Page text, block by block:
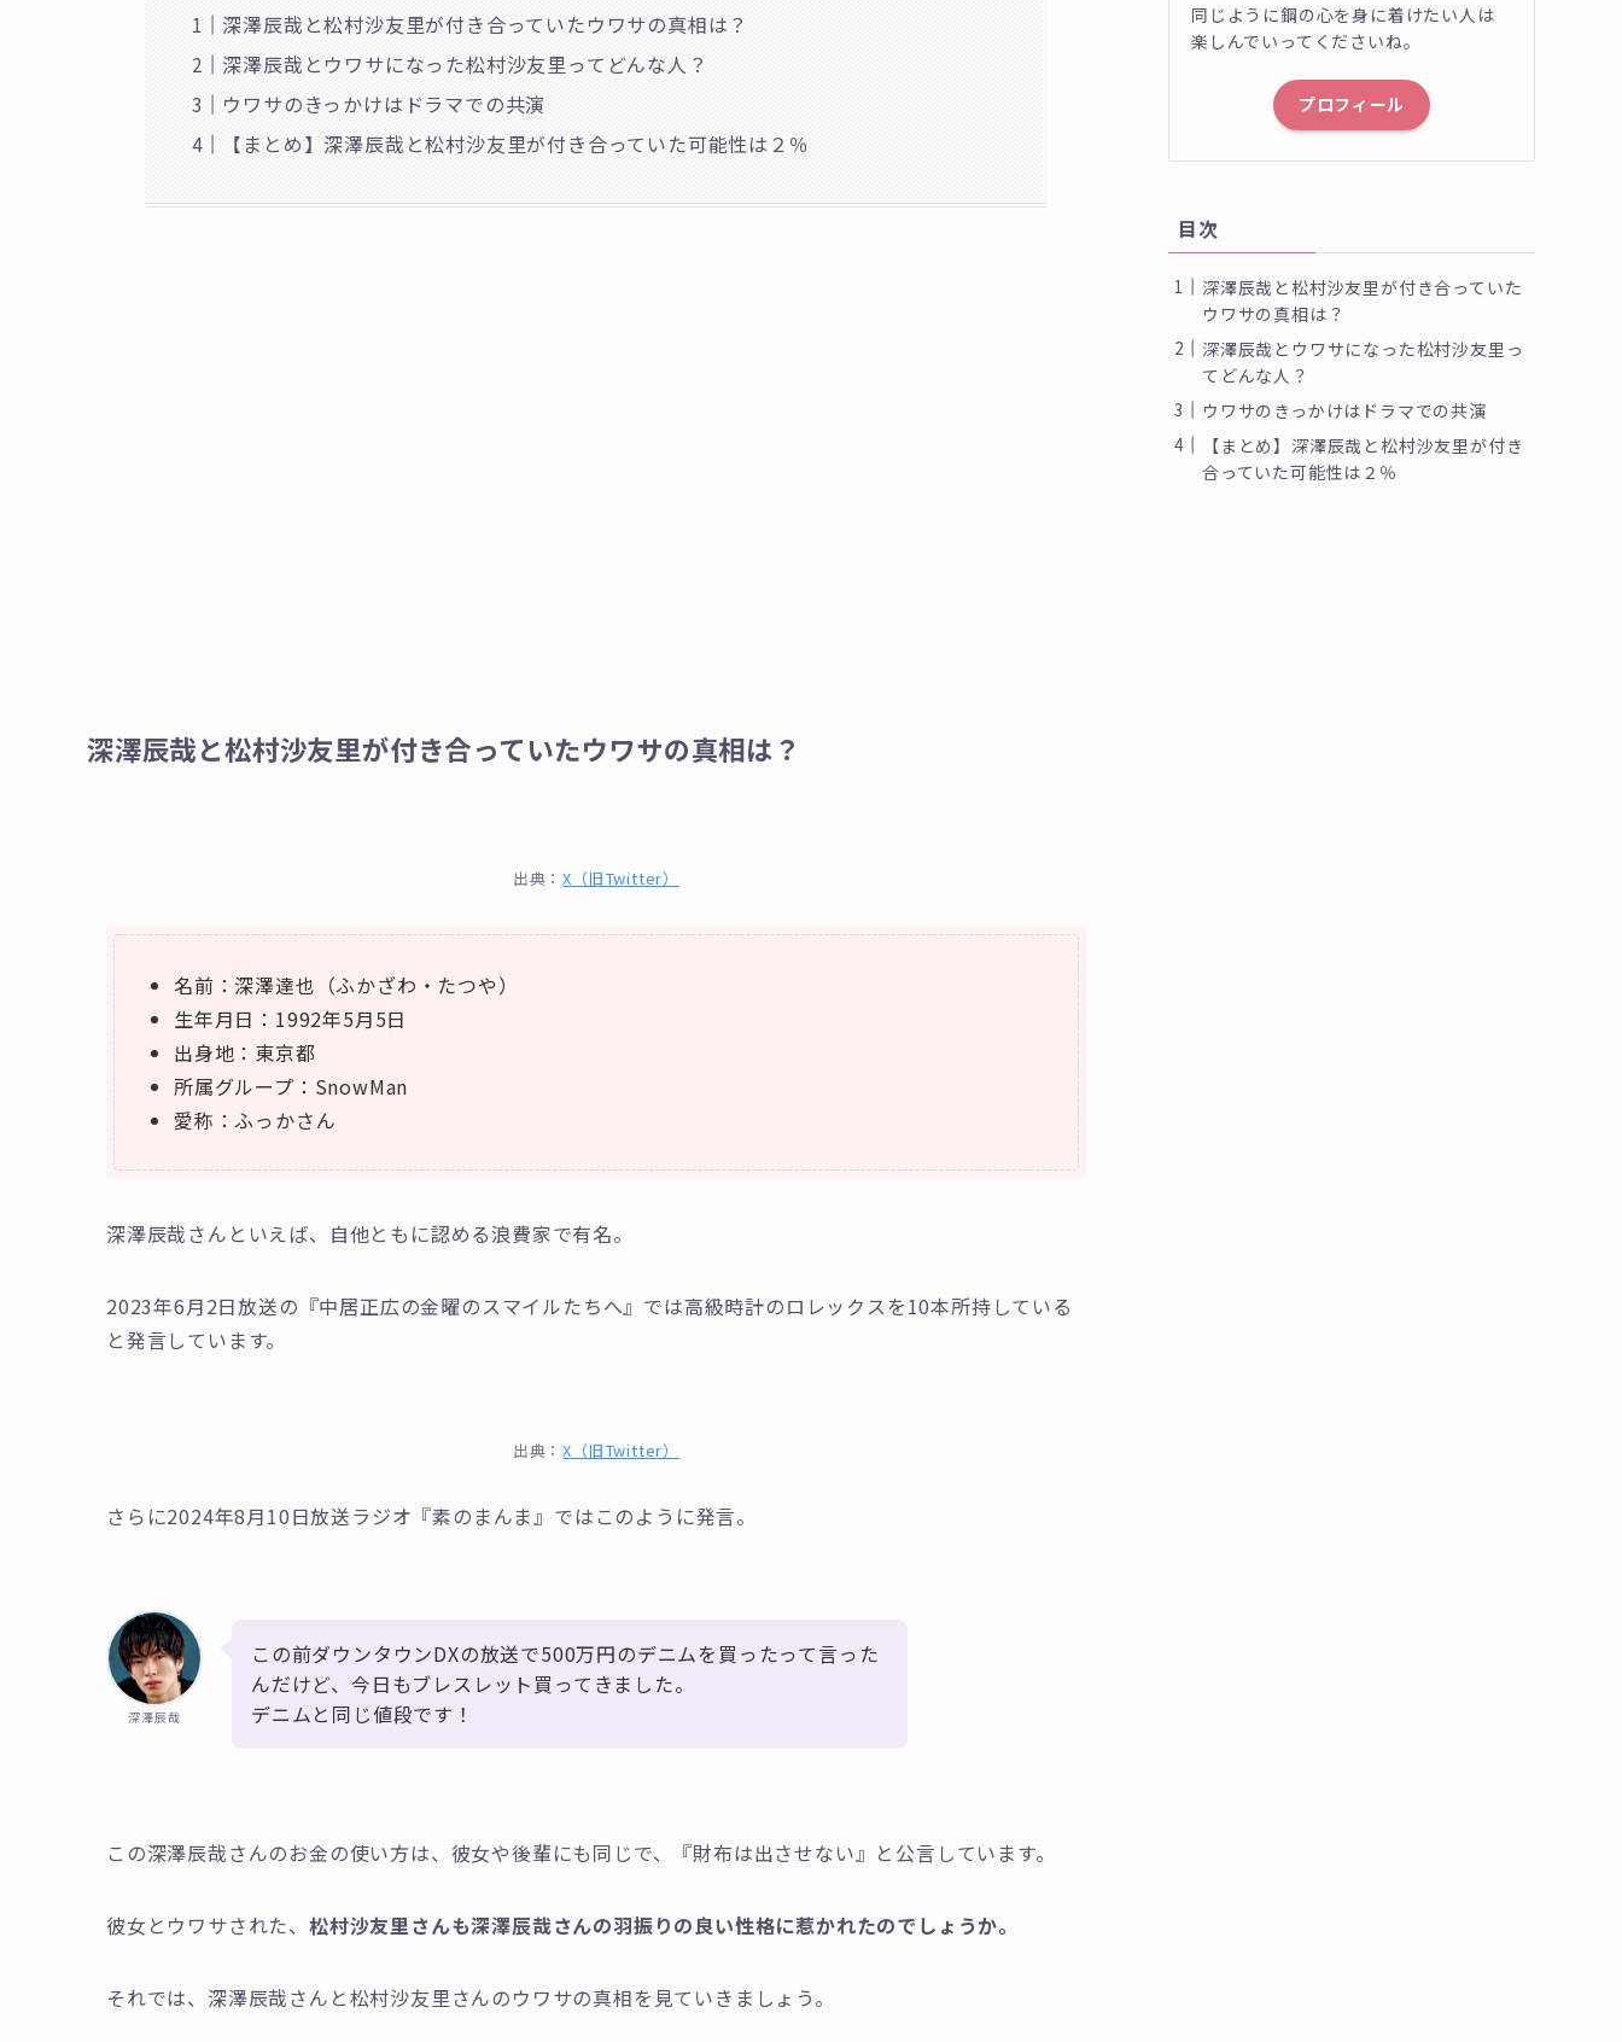
深澤辰哉と松村沙友里が付き合っていたウワサの真相は？
深澤辰哉とウワサになった松村沙友里ってどんな人？
ウワサのきっかけはドラマでの共演
【まとめ】深澤辰哉と松村沙友里が付き合っていた可能性は２％
深澤辰哉と松村沙友里が付き合っていたウワサの真相は？
出典：X（旧Twitter）
名前：深澤達也（ふかざわ・たつや）
生年月日：1992年5月5日
出身地：東京都
所属グループ：SnowMan
愛称：ふっかさん
深澤辰哉さんといえば、自他ともに認める浪費家で有名。
2023年6月2日放送の『中居正広の金曜のスマイルたちへ』では高級時計のロレックスを10本所持している
と発言しています。
出典：X（旧Twitter）
さらに2024年8月10日放送ラジオ『素のまんま』ではこのように発言。
深澤辰哉
この前ダウンタウンDXの放送で500万円のデニムを買ったって言った
んだけど、今日もブレスレット買ってきました。
デニムと同じ値段です！
この深澤辰哉さんのお金の使い方は、彼女や後輩にも同じで、『財布は出させない』と公言しています。
彼女とウワサされた、 松村沙友里さんも深澤辰哉さんの羽振りの良い性格に惹かれたのでしょうか。
それでは、深澤辰哉さんと松村沙友里さんのウワサの真相を見ていきましょう。
同じように鋼の心を身に着けたい人は
楽しんでいってくださいね。
プロフィール
目次
深澤辰哉と松村沙友里が付き合っていた
ウワサの真相は？
深澤辰哉とウワサになった松村沙友里っ
てどんな人？
ウワサのきっかけはドラマでの共演
【まとめ】深澤辰哉と松村沙友里が付き
合っていた可能性は２％